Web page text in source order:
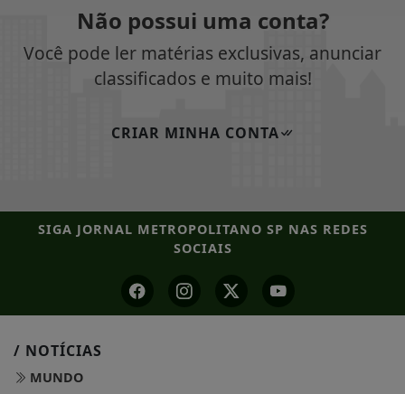
Não possui uma conta?
Você pode ler matérias exclusivas, anunciar
classificados e muito mais!
CRIAR MINHA CONTA
SIGA JORNAL METROPOLITANO SP NAS REDES
SOCIAIS
/ NOTÍCIAS
MUNDO